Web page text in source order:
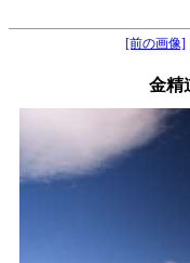
[前の画像]
金精